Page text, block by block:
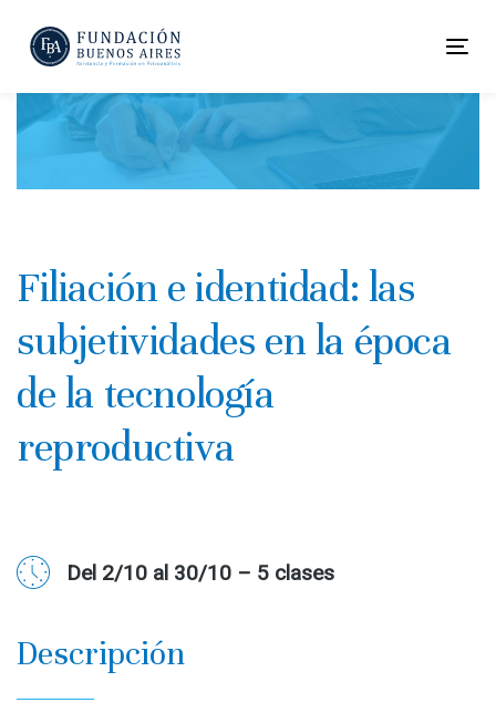
links
primary
navigation
to
Filiación e identidad: las
subjetividades en la época
de la tecnología
reproductiva
Del 2/10 al 30/10 – 5 clases
Descripción